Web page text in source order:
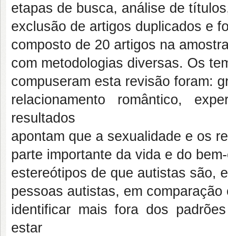
etapas de busca, análise de
exclusão de artigos duplicados e
composto de 20 artigos na
com metodologias diversas. Os
compuseram esta revisão foram:
relacionamento romântico,
resultados
apontam que a sexualidade e os
parte importante da vida e do
estereótipos de que autistas são,
pessoas autistas, em
identificar mais fora dos
estar